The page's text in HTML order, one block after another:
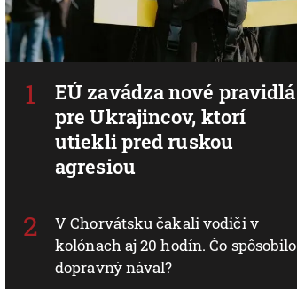
EÚ zavádza nové pravidlá
pre Ukrajincov, ktorí
utiekli pred ruskou
agresiou
V Chorvátsku čakali vodiči v
kolónach aj 20 hodín. Čo spôsobilo
dopravný nával?